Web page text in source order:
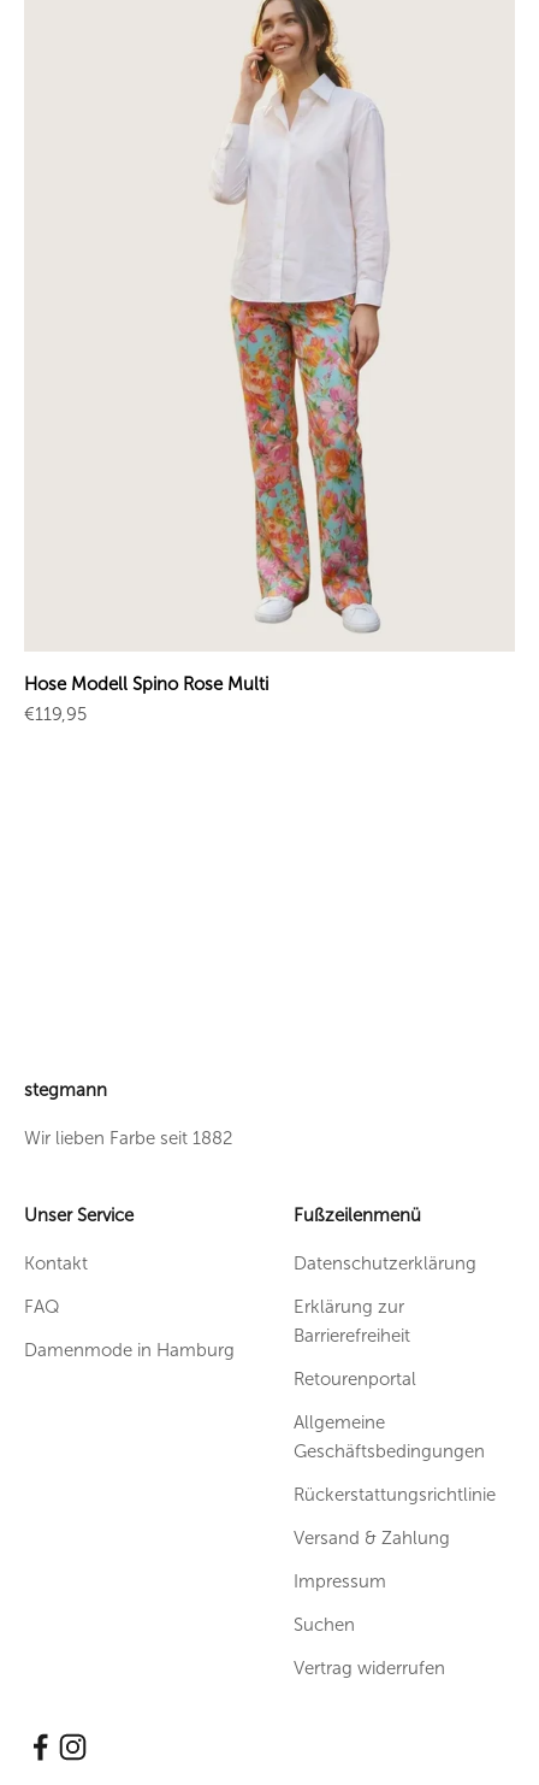
Hose Modell Spino Rose Multi
Angebot
€119,95
stegmann
Wir lieben Farbe seit 1882
Unser Service
Kontakt
FAQ
Damenmode in Hamburg
Fußzeilenmenü
Datenschutzerklärung
Erklärung zur
Barrierefreiheit
Retourenportal
Allgemeine
Geschäftsbedingungen
Rückerstattungsrichtlinie
Versand & Zahlung
Impressum
Suchen
Vertrag widerrufen